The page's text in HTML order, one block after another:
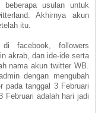
beberapa usulan untuk
Akhirnya akun
itu.
facebook, followers
akrab, dan ide-ide serta
nama akun twitter WB.
dengan mengubah
pada tanggal 3 Februari
Februari adalah hari jadi